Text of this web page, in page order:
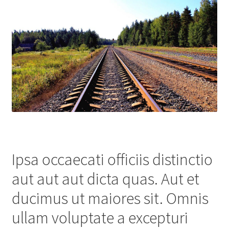
Ipsa occaecati officiis distinctio
aut aut aut dicta quas. Aut et
ducimus ut maiores sit. Omnis
ullam voluptate a excepturi